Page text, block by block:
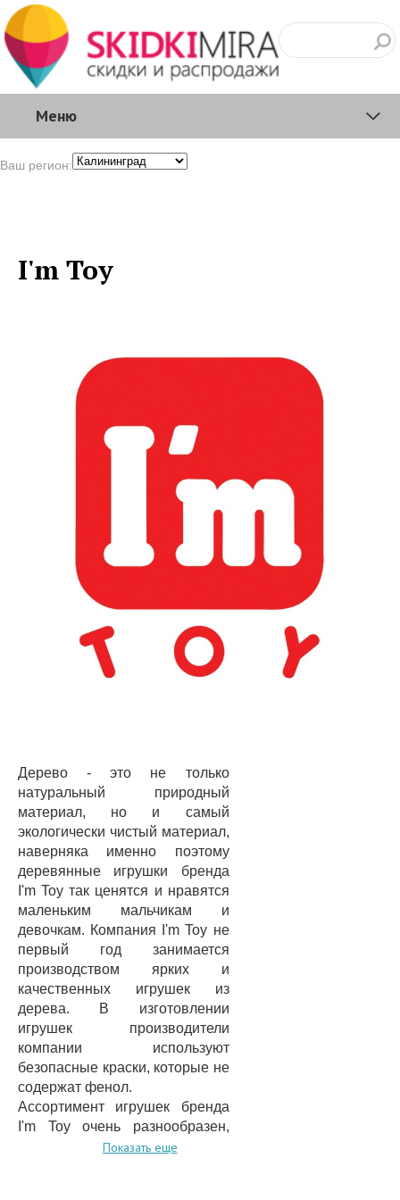
Меню
Ваш регион:
I'm Toy
Дерево - это не только
натуральный природный
материал, но и самый
экологически чистый материал,
наверняка именно поэтому
деревянные игрушки бренда
I'm Toy так ценятся и нравятся
маленьким мальчикам и
девочкам. Компания I'm Toy не
первый год занимается
производством ярких и
качественных игрушек из
дерева. В изготовлении
игрушек производители
компании используют
безопасные краски, которые не
содержат фенол.
Ассортимент игрушек бренда
I'm Toy очень разнообразен,
поэтому тут каждый ребенок в
Показать еще